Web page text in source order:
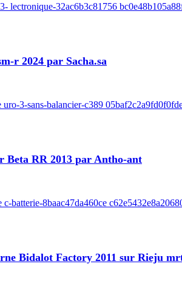
lectronique-32ac6b3c81756
r 2024 par Sacha.sa
3-sans-balancier-c389
Beta RR 2013 par Antho-ant
batterie-8baac47da460ce
Bidalot Factory 2011 sur Rieju